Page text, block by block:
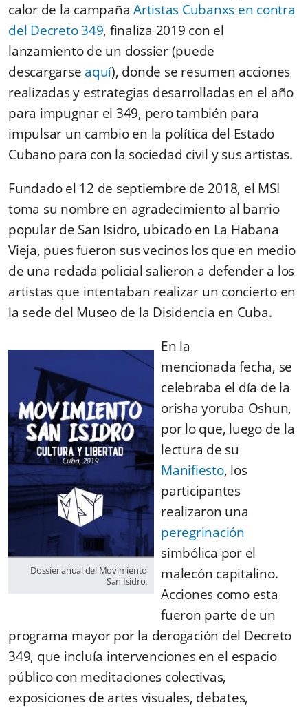
calor de la campaña Artistas Cubanxs en contra
del Decreto 349, finaliza 2019 con el
lanzamiento de un dossier (puede
descargarse aquí), donde se resumen acciones
realizadas y estrategias desarrolladas en el año
para impugnar el 349, pero también para
impulsar un cambio en la política del Estado
Cubano para con la sociedad civil y sus artistas.
Fundado el 12 de septiembre de 2018, el MSI
toma su nombre en agradecimiento al barrio
popular de San Isidro, ubicado en La Habana
Vieja, pues fueron sus vecinos los que en medio
de una redada policial salieron a defender a los
artistas que intentaban realizar un concierto en
la sede del Museo de la Disidencia en Cuba.
Dossier anual del Movimiento
San Isidro.
En la
mencionada fecha, se
celebraba el día de la
orisha yoruba Oshun,
por lo que, luego de la
lectura de su
Manifiesto, los
participantes
realizaron una
peregrinación
simbólica por el
malecón capitalino.
Acciones como esta
fueron parte de un
programa mayor por la derogación del Decreto
349, que incluía intervenciones en el espacio
público con meditaciones colectivas,
exposiciones de artes visuales, debates,